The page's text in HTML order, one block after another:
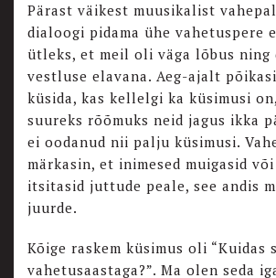
Pärast väikest muusikalist
dialoogi pidama ühe vahetuspere
ütleks, et meil oli väga lõbus ning
vestluse elavana. Aeg-ajalt
küsida, kas kellelgi ka küsimusi
suureks rõõmuks neid jagus ikka
ei oodanud nii palju küsimusi.
märkasin, et inimesed muigasid
itsitasid juttude peale, see andis
juurde.
Kõige raskem küsimus oli “Kuidas
vahetusaastaga?”. Ma olen seda